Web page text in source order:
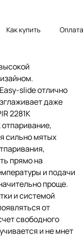
Как купить Оплата
slide отлично
даже
2281K
сильно мятых
прямо на
и подачи
проще.
и системой
от
свободного
и не мнет